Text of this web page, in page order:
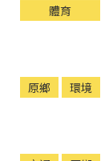
體育
原鄉 環境